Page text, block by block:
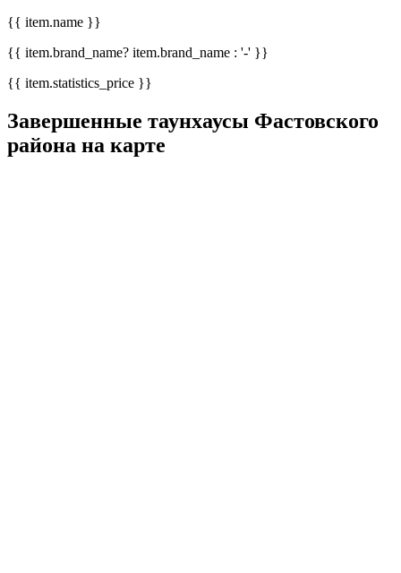
{{ item.name }}
{{ item.brand_name? item.brand_name : '-' }}
{{ item.statistics_price }}
Завершенные таунхаусы Фастовского
района на карте